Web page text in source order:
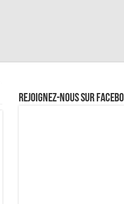
Rejoignez-nous sur